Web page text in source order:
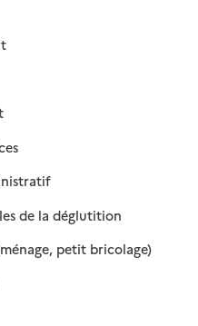
disponible
disponible
disponible
: disponible
: non disponible
de la déglutition: disponible
: non disponible
petit bricolage): disponible
: non